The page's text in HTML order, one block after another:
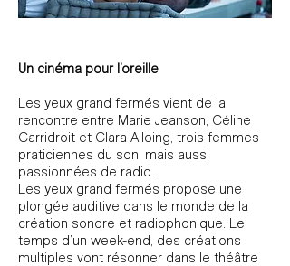
Un cinéma pour l’oreille
Les yeux grand fermés vient de la
rencontre entre Marie Jeanson, Céline
Carridroit et Clara Alloing, trois femmes
praticiennes du son, mais aussi
passionnées de radio.
Les yeux grand fermés propose une
plongée auditive dans le monde de la
création sonore et radiophonique. Le
temps d’un week-end, des créations
multiples vont résonner dans le théâtre